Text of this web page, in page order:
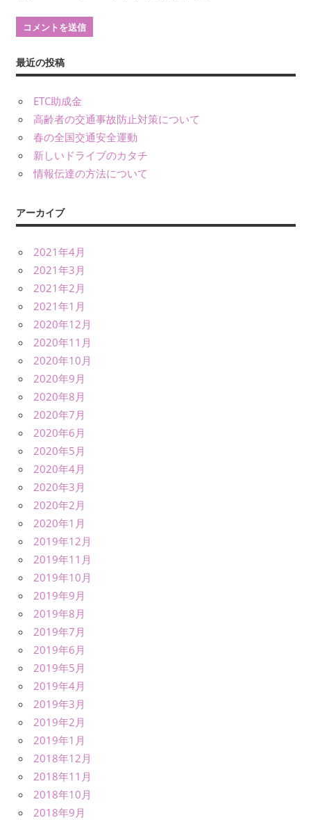
最近の投稿
ETC助成金
高齢者の交通事故防止対策について
春の全国交通安全運動
新しいドライブのカタチ
情報伝達の方法について
アーカイブ
2021年4月
2021年3月
2021年2月
2021年1月
2020年12月
2020年11月
2020年10月
2020年9月
2020年8月
2020年7月
2020年6月
2020年5月
2020年4月
2020年3月
2020年2月
2020年1月
2019年12月
2019年11月
2019年10月
2019年9月
2019年8月
2019年7月
2019年6月
2019年5月
2019年4月
2019年3月
2019年2月
2019年1月
2018年12月
2018年11月
2018年10月
2018年9月